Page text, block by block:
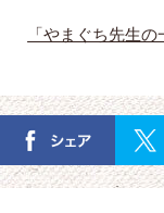
「やまぐち先生